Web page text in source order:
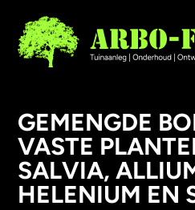
GEMENGDE
VASTE
SALVIA,
HELENIUM EN